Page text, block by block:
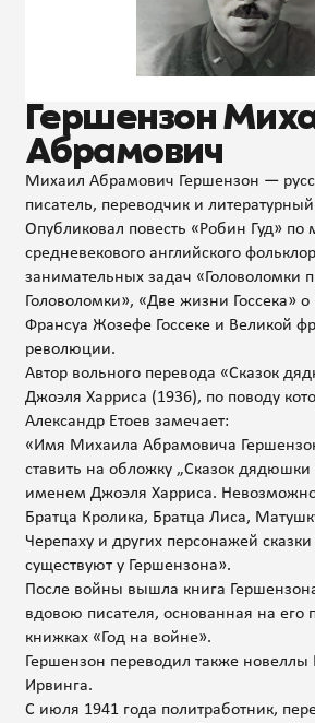
Гершензон
Абрамович
Михаил Абрамович Гершензон —
писатель, переводчик и
Опубликовал повесть «Робин Гуд» по
средневекового английского
занимательных задач «Головоломки
Головоломки», «Две жизни Госсека» о
Франсуа Жозефе Госсеке и Великой
революции.
Автор вольного перевода «Сказок
Джоэля Харриса (1936), по поводу
Александр Етоев замечает:
«Имя Михаила Абрамовича
ставить на обложку „Сказок
именем Джоэля Харриса. Невозможно
Братца Кролика, Братца Лиса,
Черепаху и других персонажей
существуют у Гершензона».
После войны вышла книга
вдовою писателя, основанная на его
книжках «Год на войне».
Гершензон переводил также новеллы
Ирвинга.
С июля 1941 года политработник,